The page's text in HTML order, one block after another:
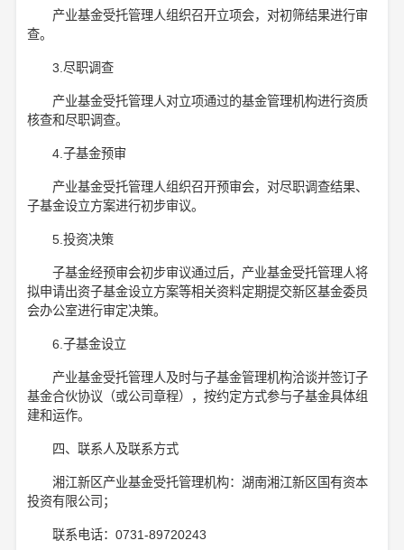
产业基金受托管理人组织召开立项会，对初筛结果进行审
查。
3.尽职调查
产业基金受托管理人对立项通过的基金管理机构进行资质
核查和尽职调查。
4.子基金预审
产业基金受托管理人组织召开预审会，对尽职调查结果、
子基金设立方案进行初步审议。
5.投资决策
子基金经预审会初步审议通过后，产业基金受托管理人将
拟申请出资子基金设立方案等相关资料定期提交新区基金委员
会办公室进行审定决策。
6.子基金设立
产业基金受托管理人及时与子基金管理机构洽谈并签订子
基金合伙协议（或公司章程），按约定方式参与子基金具体组
建和运作。
四、联系人及联系方式
湘江新区产业基金受托管理机构：湖南湘江新区国有资本
投资有限公司；
联系电话：0731-89720243